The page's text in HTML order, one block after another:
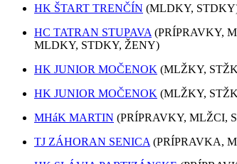
HK ŠTART TRENČÍN (MLDKY, STDKY)
HC TATRAN STUPAVA (PRÍPRAVKY,
MLDKY, STDKY, ŽENY)
HK JUNIOR MOČENOK (MLŽKY,
HK JUNIOR MOČENOK (MLŽKY,
MHáK MARTIN (PRÍPRAVKY, MLŽCI,
TJ ZÁHORAN SENICA (PRÍPRAVKA,